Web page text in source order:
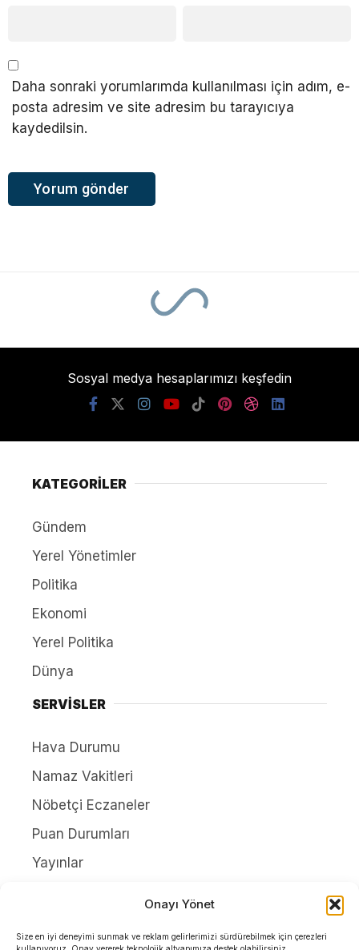
Onayı Yönet
Size en iyi deneyimi sunmak ve reklam gelirlerimizi sürdürebilmek için çerezleri
Daha sonraki yorumlarımda kullanılması için adım, e-
posta adresim ve site adresim bu tarayıcıya
kaydedilsin.
Sosyal medya hesaplarımızı keşfedin
KATEGORİLER
Gündem
Yerel Yönetimler
Politika
Ekonomi
Yerel Politika
Dünya
SERVİSLER
Hava Durumu
Namaz Vakitleri
Nöbetçi Eczaneler
Puan Durumları
Yayınlar
İletişim